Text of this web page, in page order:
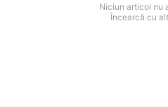
Niciun articol nu
Încearcă cu